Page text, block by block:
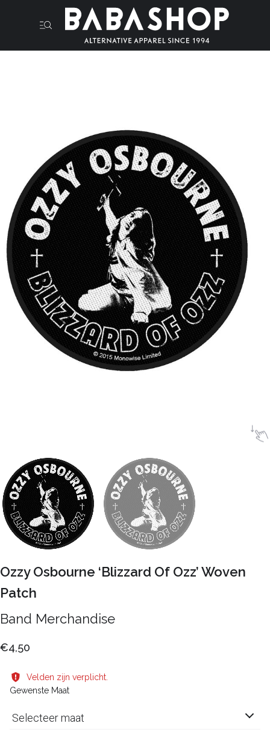
Ozzy Osbourne ‘Blizzard Of Ozz’ Woven
Patch
Band Merchandise
€4,50
Velden zijn verplicht.
Gewenste Maat
Selecteer maat